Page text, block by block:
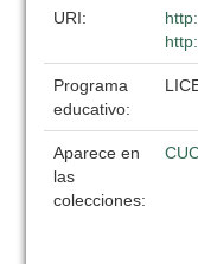
URI:
Programa
educativo:
Aparece en
las
colecciones: